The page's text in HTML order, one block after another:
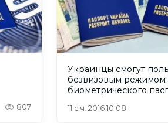
807
Украинцы смогут
безвизовым режимом
биометрического
11 січ. 2016 10:08